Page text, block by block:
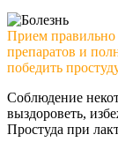
Прием правильно
препаратов и
победить
Соблюдение
выздороветь,
Простуда при